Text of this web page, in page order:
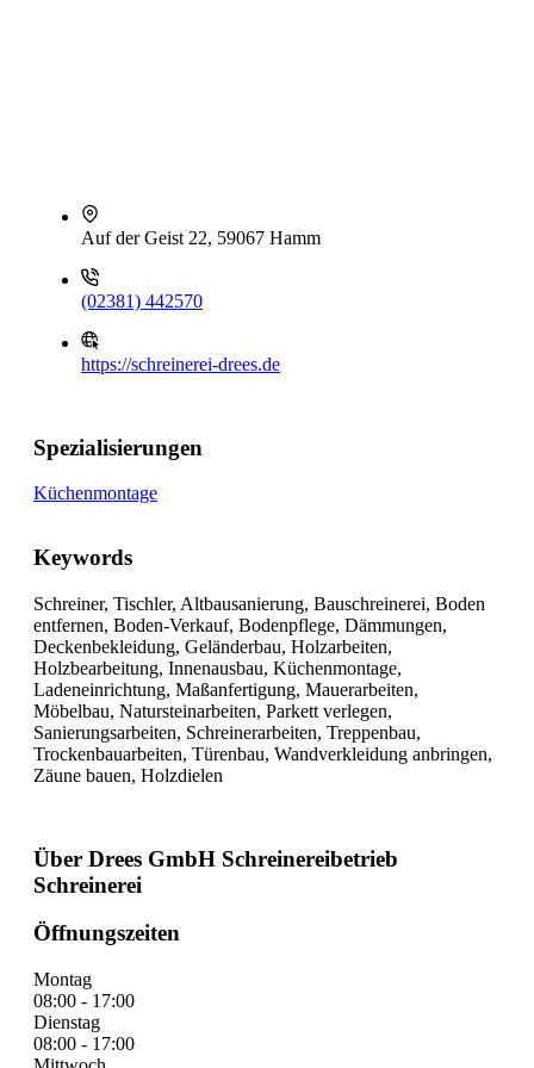
Auf der Geist 22, 59067 Hamm
(02381) 442570
https://schreinerei-drees.de
Spezialisierungen
Küchenmontage
Keywords
Schreiner, Tischler, Altbausanierung, Bauschreinerei, Boden
entfernen, Boden-Verkauf, Bodenpflege, Dämmungen,
Deckenbekleidung, Geländerbau, Holzarbeiten,
Holzbearbeitung, Innenausbau, Küchenmontage,
Ladeneinrichtung, Maßanfertigung, Mauerarbeiten,
Möbelbau, Natursteinarbeiten, Parkett verlegen,
Sanierungsarbeiten, Schreinerarbeiten, Treppenbau,
Trockenbauarbeiten, Türenbau, Wandverkleidung anbringen,
Zäune bauen, Holzdielen
Über Drees GmbH Schreinereibetrieb
Schreinerei
Öffnungszeiten
Montag
08:00 - 17:00
Dienstag
08:00 - 17:00